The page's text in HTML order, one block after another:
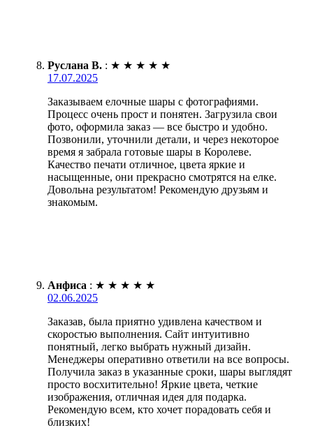
Руслана В. : ★ ★ ★ ★ ★
17.07.2025
Заказываем елочные шары с фотографиями.
Процесс очень прост и понятен. Загрузила свои
фото, оформила заказ — все быстро и удобно.
Позвонили, уточнили детали, и через некоторое
время я забрала готовые шары в Королеве.
Качество печати отличное, цвета яркие и
насыщенные, они прекрасно смотрятся на елке.
Довольна результатом! Рекомендую друзьям и
знакомым.
Анфиса : ★ ★ ★ ★ ★
02.06.2025
Заказав, была приятно удивлена качеством и
скоростью выполнения. Сайт интуитивно
понятный, легко выбрать нужный дизайн.
Менеджеры оперативно ответили на все вопросы.
Получила заказ в указанные сроки, шары выглядят
просто восхитительно! Яркие цвета, четкие
изображения, отличная идея для подарка.
Рекомендую всем, кто хочет порадовать себя и
близких!